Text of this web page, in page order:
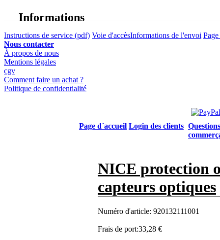
Informations
Instructions de service (pdf) Voie d'accèsInformations de l'envoi
Nous contacter
À propos de nous
Mentions légales
cgv
Comment faire un achat ?
Politique de confidentialité
Page d´accueil Login des clients
NICE protection
capteurs optiques
Numéro d'article: 920132111001
Frais de port:33,28 €